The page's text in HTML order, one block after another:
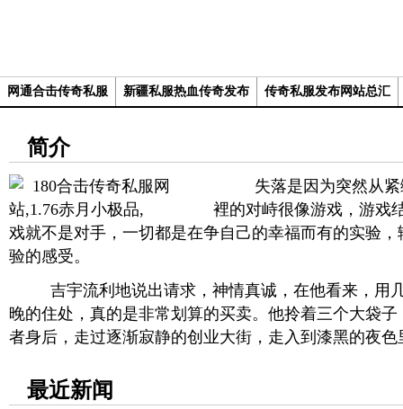
网通合击传奇私服 新疆私服热血传奇发布 传奇私服发布网站总汇
简介
失落是因为突然从紧
裡的对峙很像游戏，游戏
戏就不是对手，一切都是在争自己的幸福而有的实验
验的感受。
吉宇流利地说出请求，神情真诚，在他看来，用
晚的住处，真的是非常划算的买卖。他拎着三个大袋
者身后，走过逐渐寂静的创业大街，走入到漆黑的夜色
最近新闻